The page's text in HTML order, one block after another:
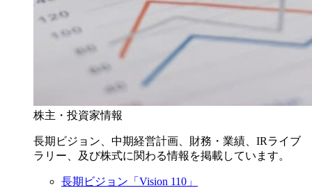
株主・投資家情報
長期ビジョン、中期経営計画、財務・業績、IRライブ
ラリー、及び株式に関わる情報を掲載しています。
長期ビジョン「Vision 110」